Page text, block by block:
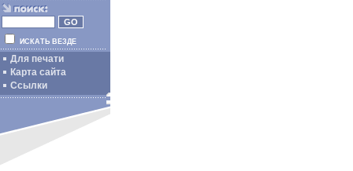
ИСКАТЬ ВЕЗДЕ
Для печати
Карта сайта
Ссылки